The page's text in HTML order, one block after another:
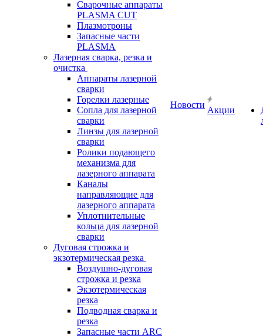
Сварочные аппараты
PLASMA CUT
Плазмотроны
Запасные части
PLASMA
Лазерная сварка, резка и
очистка
Аппараты лазерной
сварки
Горелки лазерные
Сопла для лазерной
сварки
Линзы для лазерной
сварки
Ролики подающего
механизма для
лазерного аппарата
Каналы
направляющие для
лазерного аппарата
Уплотнительные
кольца для лазерной
сварки
Дуговая строжка и
экзотермическая резка
Воздушно-дуговая
строжка и резка
Экзотермическая
резка
Подводная сварка и
резка
Запасные части ARC
Новости
Акции